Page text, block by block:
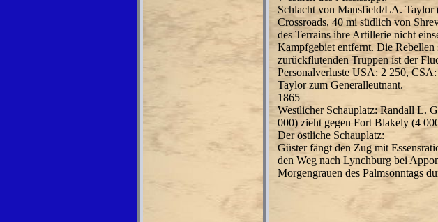
Schlacht von Mansfield/LA. Taylor
Crossroads, 40 mi südlich von
des Terrains ihre Artillerie nicht
Kampfgebiet entfernt. Die
zurückflutenden Truppen ist der
Personalverluste USA: 2 250,
Taylor zum Generalleutnant.
1865
Westlicher Schauplatz: Randall L.
000) zieht gegen Fort Blakely (4
Der östliche Schauplatz:
Güster fängt den Zug mit
den Weg nach Lynchburg bei
Morgengrauen des Palmsonntags